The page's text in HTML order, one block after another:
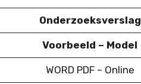
Onderzoeksverslag
Voorbeeld – Model
WORD PDF – Online